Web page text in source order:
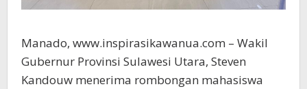
Manado, www.inspirasikawanua.com – Wakil
Gubernur Provinsi Sulawesi Utara, Steven
Kandouw menerima rombongan mahasiswa